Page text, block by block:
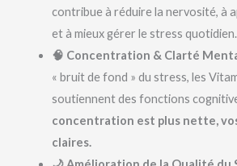
contribue à réduire la nervosité, à
et à mieux gérer le stress quotidien.
🧠 Concentration & Clarté
« bruit de fond » du stress, les
soutiennent des fonctions
concentration est plus nette,
claires.